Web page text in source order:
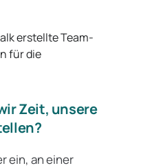
erstellte Team-
für die
Zeit, unsere
ein, an einer